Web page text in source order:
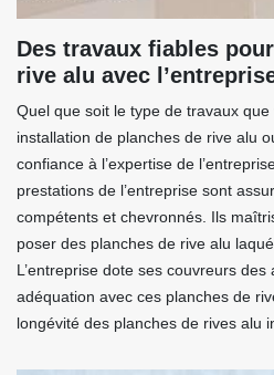
Des travaux fiables
rive alu avec
Quel que soit le type de travaux
installation de planches de rive alu
confiance à l’expertise de
prestations de l’entreprise sont
compétents et chevronnés. Ils
poser des planches de rive alu
L’entreprise dote ses couvreurs
adéquation avec ces planches de
longévité des planches de rives alu